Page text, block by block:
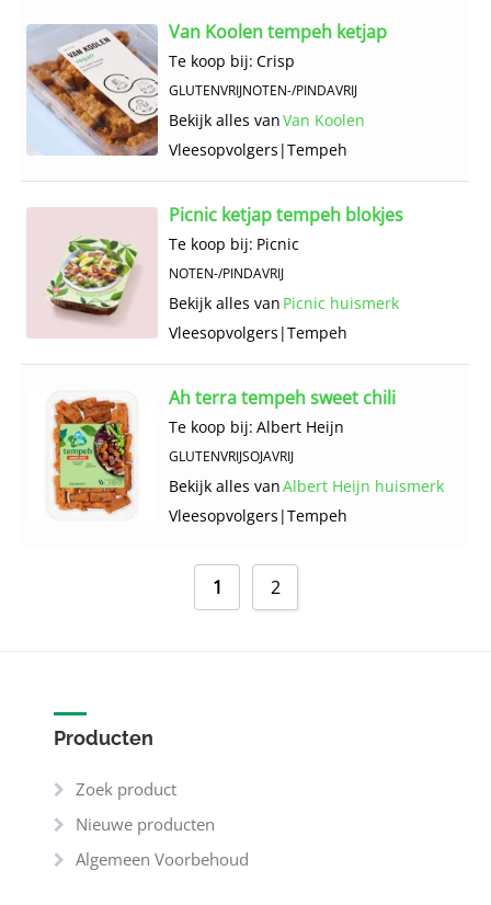
Van Koolen tempeh ketjap
Te koop bij: Crisp
GLUTENVRIJNOTEN-/PINDAVRIJ
Bekijk alles vanVan Koolen
Vlees­opvolgers |Tempeh
Picnic ketjap tempeh blokjes
Te koop bij: Picnic
NOTEN-/PINDAVRIJ
Bekijk alles van Picnic huismerk
Vlees­opvolgers |Tempeh
Ah terra tempeh sweet chili
Te koop bij: Albert Heijn
GLUTENVRIJSOJAVRIJ
Bekijk alles vanAlbert Heijn huismerk
Vlees­opvolgers |Tempeh
1 2
Producten
Zoek product
Nieuwe producten
Algemeen Voorbehoud